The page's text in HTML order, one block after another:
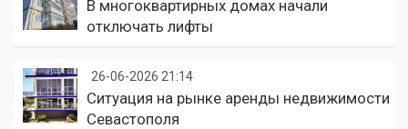
В многоквартирных домах начали
отключать лифты
26-06-2026 21:14
Ситуация на рынке аренды недвижимости
Севастополя